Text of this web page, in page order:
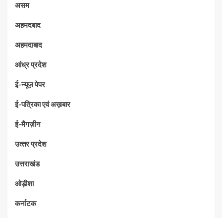
असम
अहमदबाद
अहमदाबाद
आंध्र प्रदेश
ई-न्यूज़ पेपर
ई-पत्रिका एवं अख़बार
ई-मैगज़ीन
उत्‍तर प्रदेश
उत्तराखंड
ओड़ीशा
कर्नाटक